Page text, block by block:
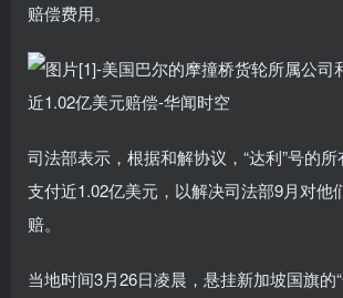
赔偿费用。
司法部表示，根据和解协议，“达利”号的
支付近1.02亿美元，以解决司法部9月对他
赔。
当地时间3月26日凌晨，悬挂新加坡国旗的